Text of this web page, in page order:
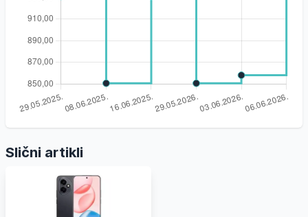
Slični artikli